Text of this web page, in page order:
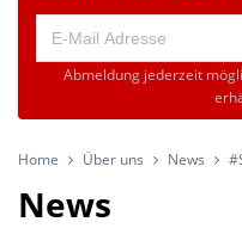
Abmeldung jederzeit
Home Über uns News
News